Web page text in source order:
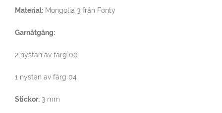
Material: Mongolia 3 från Fonty
Garnåtgång:
2 nystan av färg 00
1 nystan av färg 04
Stickor: 3 mm